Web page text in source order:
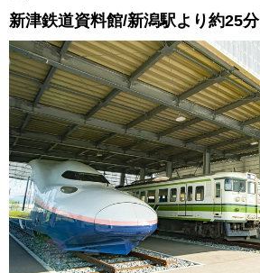
新津鉄道資料館/新潟駅より約25分